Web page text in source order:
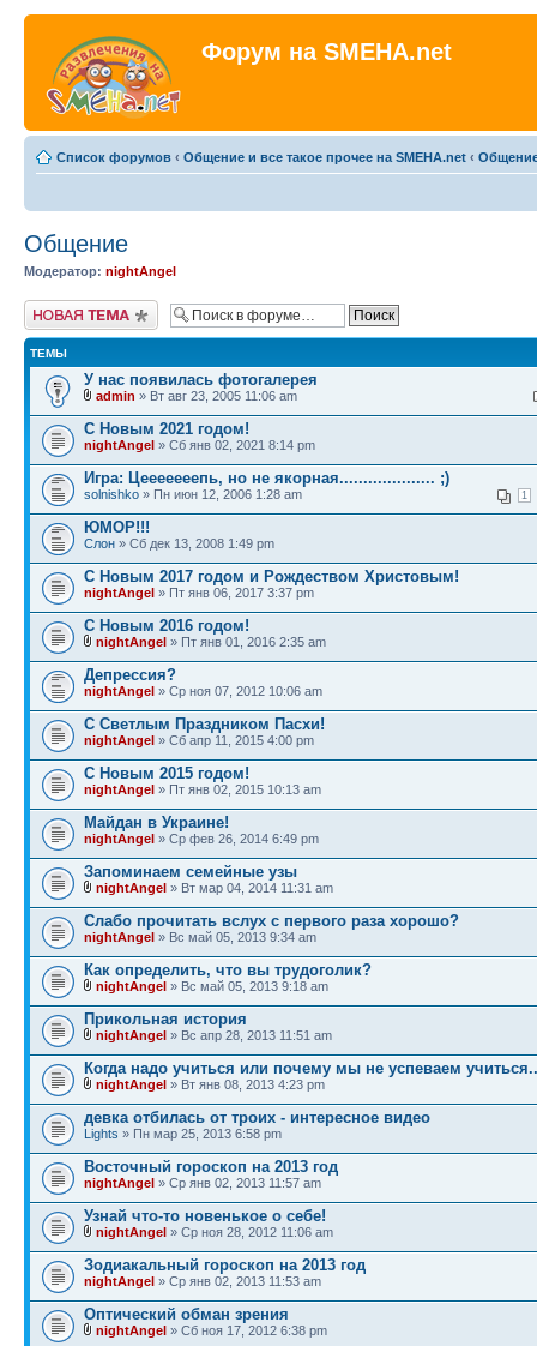
Форум на SMEHA.net
Список форумов ‹ Общение и все такое прочее на SMEHA.net ‹
Общение
Модератор: nightAngel
Новая тема
ТЕМЫ
У нас появилась фотогалерея
admin » Вт авг 23, 2005 11:06 am
С Новым 2021 годом!
nightAngel » Сб янв 02, 2021 8:14 pm
Игра: Цeeeeeeепь, но не якорная.................... ;)
1
solnishko » Пн июн 12, 2006 1:28 am
ЮМОР!!!
Слон » Сб дек 13, 2008 1:49 pm
С Новым 2017 годом и Рождеством Христовым!
nightAngel » Пт янв 06, 2017 3:37 pm
С Новым 2016 годом!
nightAngel » Пт янв 01, 2016 2:35 am
Депрессия?
nightAngel » Ср ноя 07, 2012 10:06 am
С Светлым Праздником Пасхи!
nightAngel » Сб апр 11, 2015 4:00 pm
С Новым 2015 годом!
nightAngel » Пт янв 02, 2015 10:13 am
Майдан в Украине!
nightAngel » Ср фев 26, 2014 6:49 pm
Запоминаем семейные узы
nightAngel » Вт мар 04, 2014 11:31 am
Слабо прочитать вслух с первого раза хорошо?
nightAngel » Вс май 05, 2013 9:34 am
Как определить, что вы трудоголик?
nightAngel » Вс май 05, 2013 9:18 am
Прикольная история
nightAngel » Вс апр 28, 2013 11:51 am
Когда надо учиться или почему мы не успеваем
nightAngel » Вт янв 08, 2013 4:23 pm
девка отбилась от троих - интересное видео
Lights » Пн мар 25, 2013 6:58 pm
Восточный гороскоп на 2013 год
nightAngel » Ср янв 02, 2013 11:57 am
Узнай что-то новенькое о себе!
nightAngel » Ср ноя 28, 2012 11:06 am
Зодиакальный гороскоп на 2013 год
nightAngel » Ср янв 02, 2013 11:53 am
Оптический обман зрения
nightAngel » Сб ноя 17, 2012 6:38 pm